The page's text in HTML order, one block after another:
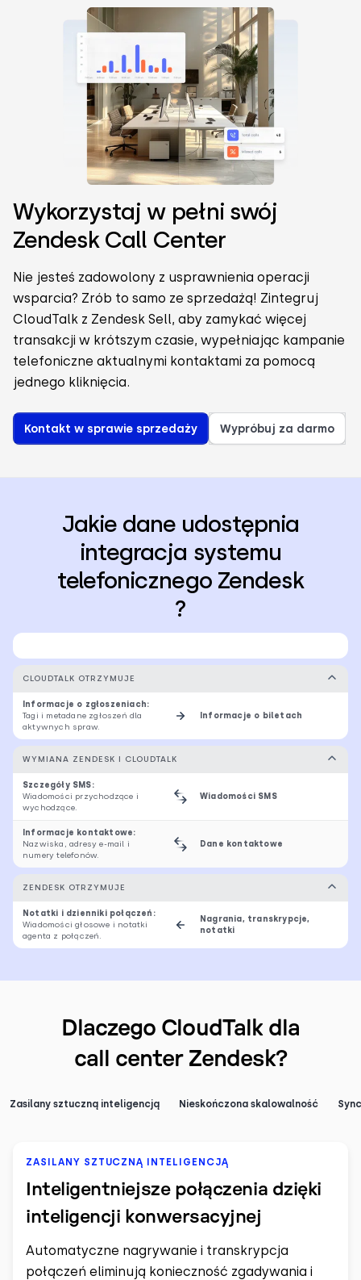
Wykorzystaj w pełni swój
Zendesk Call Center
Nie jesteś zadowolony z usprawnienia operacji
wsparcia? Zrób to samo ze sprzedażą! Zintegruj
CloudTalk z Zendesk Sell, aby zamykać więcej
transakcji w krótszym czasie, wypełniając kampanie
telefoniczne aktualnymi kontaktami za pomocą
jednego kliknięcia.
Kontakt w sprawie sprzedaży Wypróbuj za darmo
Jakie dane udostępnia
integracja systemu
telefonicznego Zendesk
?
CLOUDTALK OTRZYMUJE
Informacje o zgłoszeniach:
Tagi i metadane zgłoszeń dla
aktywnych spraw.
Informacje o biletach
WYMIANA ZENDESK I CLOUDTALK
Szczegóły SMS:
Wiadomości przychodzące i
wychodzące.
Wiadomości SMS
Informacje kontaktowe:
Nazwiska, adresy e-mail i
numery telefonów.
Dane kontaktowe
ZENDESK OTRZYMUJE
Notatki i dzienniki połączeń:
Wiadomości głosowe i notatki
agenta z połączeń.
Nagrania, transkrypcje,
notatki
Dlaczego CloudTalk dla
call center Zendesk?
Zasilany sztuczną inteligencją Nieskończona skalowalność
ZASILANY SZTUCZNĄ INTELIGENCJĄ
Inteligentniejsze połączenia dzięki
inteligencji konwersacyjnej
Automatyczne nagrywanie i transkrypcja
połączeń eliminują konieczność zgadywania i